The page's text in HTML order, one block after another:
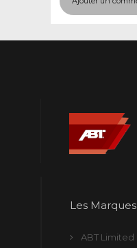
Les Marques
ABT Limited